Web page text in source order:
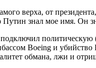
верха, от президента,
знал мое имя. Он
политическую
Boeing и
обмана, лжи и